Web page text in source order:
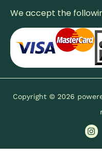
We accept the
Copyright © 2026